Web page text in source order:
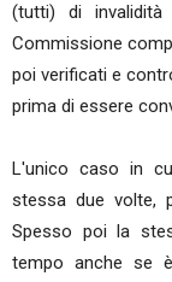
(tutti) di
Commissione
poi verificati e
prima di essere
L'unico caso in
stessa due volte,
Spesso poi la
tempo anche se